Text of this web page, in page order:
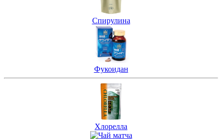
Спирулина
Фукоидан
Хлорелла